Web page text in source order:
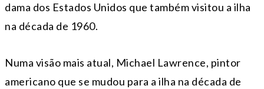
dama dos Estados Unidos que também visitou a ilha
na década de 1960.
Numa visão mais atual, Michael Lawrence, pintor
americano que se mudou para a ilha na década de